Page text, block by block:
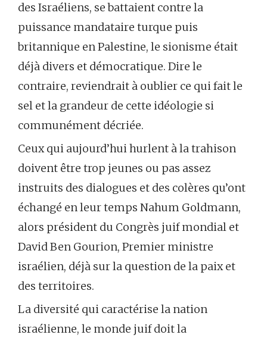
des Israéliens, se battaient contre la
puissance mandataire turque puis
britannique en Palestine, le sionisme était
déjà divers et démocratique. Dire le
contraire, reviendrait à oublier ce qui fait le
sel et la grandeur de cette idéologie si
communément décriée.
Ceux qui aujourd’hui hurlent à la trahison
doivent être trop jeunes ou pas assez
instruits des dialogues et des colères qu’ont
échangé en leur temps Nahum Goldmann,
alors président du Congrès juif mondial et
David Ben Gourion, Premier ministre
israélien, déjà sur la question de la paix et
des territoires.
La diversité qui caractérise la nation
israélienne, le monde juif doit la